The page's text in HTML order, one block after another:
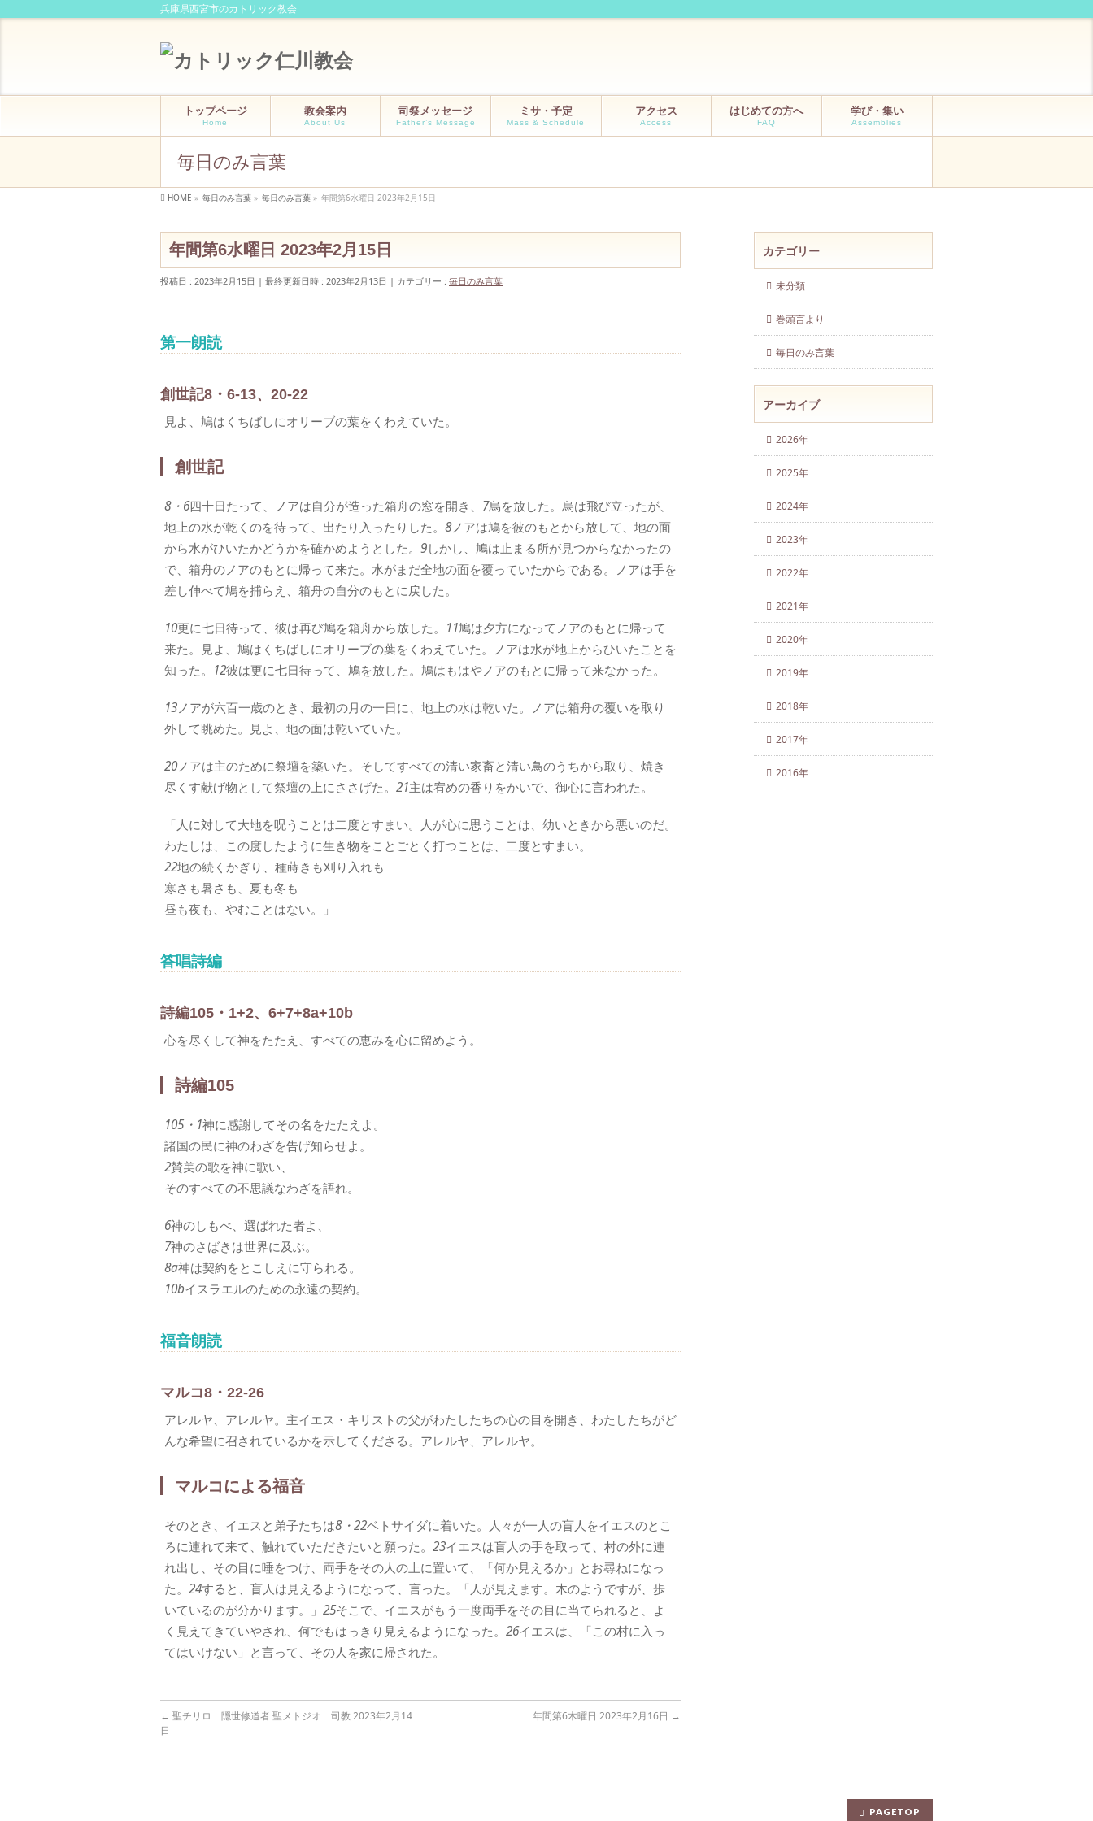
兵庫県西宮市のカトリック教会
トップページ
Home
教会案内
About Us
司祭メッセージ
Father’s Message
ミサ・予定
Mass & Schedule
アクセス
Access
はじめての方へ
FAQ
学び・集い
Assemblies
毎日のみ言葉
HOME » 毎日のみ言葉 » 毎日のみ言葉 » 年間第6水曜日 2023年2月15日
年間第6水曜日 2023年2月15日
投稿日 : 2023年2月15日 最終更新日時 : 2023年2月13日 カテゴリー : 毎日のみ言葉
第一朗読
創世記8・6-13、20-22
見よ、鳩はくちばしにオリーブの葉をくわえていた。
創世記
8・6四十日たって、ノアは自分が造った箱舟の窓を開き、 7烏を放した。烏は飛び立ったが、
地上の水が乾くのを待って、出たり入ったりした。 8ノアは鳩を彼のもとから放して、地の面
から水がひいたかどうかを確かめようとした。 9しかし、鳩は止まる所が見つからなかったの
で、箱舟のノアのもとに帰って来た。水がまだ全地の面を覆っていたからである。ノアは手を
差し伸べて鳩を捕らえ、箱舟の自分のもとに戻した。
10更に七日待って、彼は再び鳩を箱舟から放した。 11鳩は夕方になってノアのもとに帰って
来た。見よ、鳩はくちばしにオリーブの葉をくわえていた。ノアは水が地上からひいたことを
知った。 12彼は更に七日待って、鳩を放した。鳩はもはやノアのもとに帰って来なかった。
13ノアが六百一歳のとき、最初の月の一日に、地上の水は乾いた。ノアは箱舟の覆いを取り
外して眺めた。見よ、地の面は乾いていた。
20ノアは主のために祭壇を築いた。そしてすべての清い家畜と清い鳥のうちから取り、焼き
尽くす献げ物として祭壇の上にささげた。 21主は宥めの香りをかいで、御心に言われた。
「人に対して大地を呪うことは二度とすまい。人が心に思うことは、幼いときから悪いのだ。
わたしは、この度したように生き物をことごとく打つことは、二度とすまい。
22地の続くかぎり、種蒔きも刈り入れも
寒さも暑さも、夏も冬も
昼も夜も、やむことはない。」
答唱詩編
詩編105・1+2、6+7+8a+10b
心を尽くして神をたたえ、すべての恵みを心に留めよう。
詩編105
105・1神に感謝してその名をたたえよ。
諸国の民に神のわざを告げ知らせよ。
2賛美の歌を神に歌い、
そのすべての不思議なわざを語れ。
6神のしもべ、選ばれた者よ、
7神のさばきは世界に及ぶ。
8a神は契約をとこしえに守られる。
10bイスラエルのための永遠の契約。
福音朗読
マルコ8・22-26
アレルヤ、アレルヤ。主イエス・キリストの父がわたしたちの心の目を開き、わたしたちがど
んな希望に召されているかを示してくださる。アレルヤ、アレルヤ。
マルコによる福音
そのとき、イエスと弟子たちは8・22ベトサイダに着いた。人々が一人の盲人をイエスのとこ
ろに連れて来て、触れていただきたいと願った。 23イエスは盲人の手を取って、村の外に連
れ出し、その目に唾をつけ、両手をその人の上に置いて、「何か見えるか」とお尋ねになっ
た。 24すると、盲人は見えるようになって、言った。「人が見えます。木のようですが、歩
いているのが分かります。」 25そこで、イエスがもう一度両手をその目に当てられると、よ
く見えてきていやされ、何でもはっきり見えるようになった。 26イエスは、「この村に入っ
てはいけない」と言って、その人を家に帰された。
← 聖チリロ 隠世修道者 聖メトジオ 司教 2023年2月14
日
年間第6木曜日 2023年2月16日 →
カテゴリー
未分類
巻頭言より
毎日のみ言葉
アーカイブ
2026年
2025年
2024年
2023年
2022年
2021年
2020年
2019年
2018年
2017年
2016年
PAGETOP